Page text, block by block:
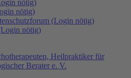
nötig)
nötig)
(Login nötig)
nötig)